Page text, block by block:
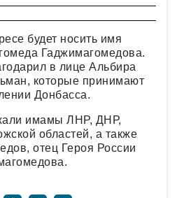
будет носить имя
Гаджимагомедова.
в лице Альбира
которые принимают
Донбасса.
имамы ЛНР, ДНР,
областей, а также
отец Героя России